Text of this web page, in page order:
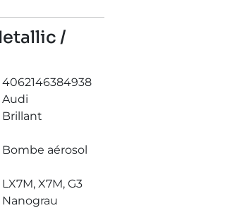
/
4062146384938
Audi
Brillant
Bombe aérosol
LX7M, X7M, G3
Nanograu